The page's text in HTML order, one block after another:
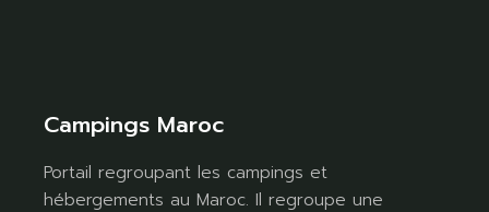
Campings Maroc
Portail regroupant les campings et
hébergements au Maroc. Il regroupe une